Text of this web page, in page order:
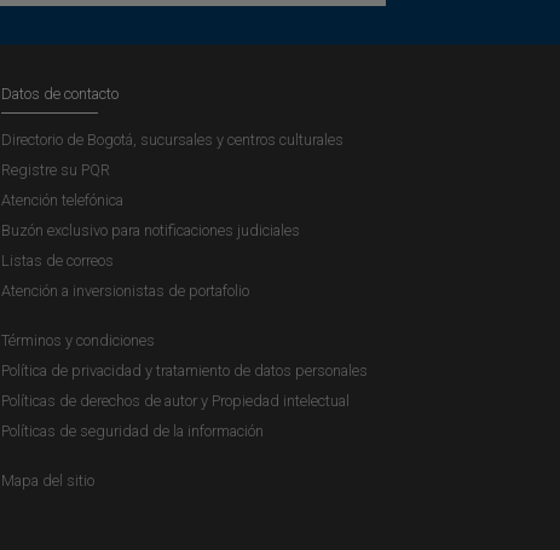
Datos de contacto
Directorio de Bogotá, sucursales y centros culturales
Registre su PQR
Atención telefónica
Buzón exclusivo para notificaciones judiciales
Listas de correos
Atención a inversionistas de portafolio
Términos y condiciones
Política de privacidad y tratamiento de datos personales
Políticas de derechos de autor y Propiedad intelectual
Políticas de seguridad de la información
Mapa del sitio